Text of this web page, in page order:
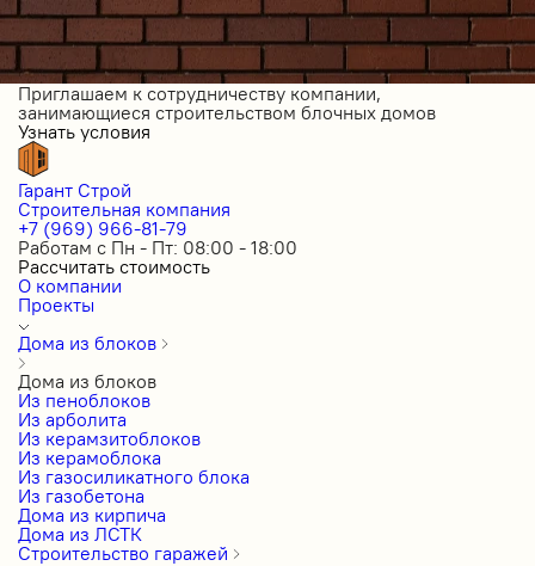
Приглашаем к сотрудничеству компании,
занимающиеся строительством блочных домов
Узнать условия
Гарант Строй
Строительная компания
+7 (969) 966-81-79
Работам с Пн - Пт: 08:00 - 18:00
Рассчитать стоимость
О компании
Проекты
Дома из блоков
Дома из блоков
Из пеноблоков
Из арболита
Из керамзитоблоков
Из керамоблока
Из газосиликатного блока
Из газобетона
Дома из кирпича
Дома из ЛСТК
Строительство гаражей